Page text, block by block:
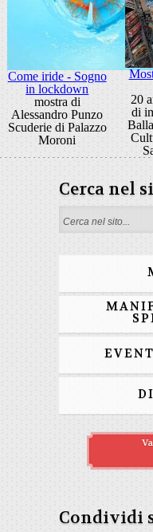
Come iride - Sogno
in lockdown
mostra di
Alessandro Punzo
Scuderie di Palazzo
Moroni
20
di
Cerca nel
Form di
Condividi